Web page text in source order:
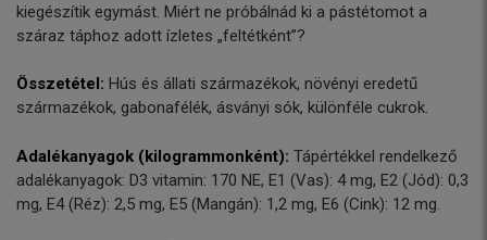
kiegészítik egymást. Miért ne próbálnád ki a pástétomot a
száraz táphoz adott ízletes „feltétként”?
Összetétel: Hús és állati származékok, növényi eredetű
származékok, gabonafélék, ásványi sók, különféle cukrok.
Adalékanyagok (kilogrammonként): Tápértékkel rendelkező
adalékanyagok: D3 vitamin: 170 NE, E1 (Vas): 4 mg, E2 (Jód): 0,3
mg, E4 (Réz): 2,5 mg, E5 (Mangán): 1,2 mg, E6 (Cink): 12 mg.